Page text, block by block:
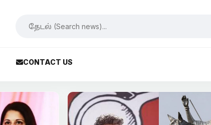
CONTACT US